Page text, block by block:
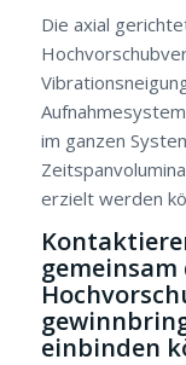
Die axial
im ganzen
erzielt werden
gemeinsam
einbinden